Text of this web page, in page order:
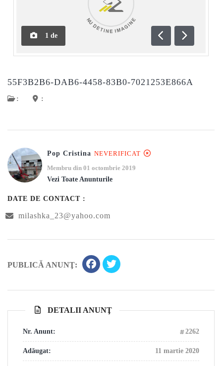
1 de
Anterioară
55F3B2B6-DAB6-4458-83B0-7021253E866A
: :
Pop Cristina NEVERIFICAT
Membru din 01 octombrie 2019
Vezi Toate Anunturile
DATE DE CONTACT :
milashka_23@yahoo.com
PUBLICĂ ANUNŢ:
DETALII ANUNŢ
Nr. Anunt: 2262
Adăugat: 11 martie 2020